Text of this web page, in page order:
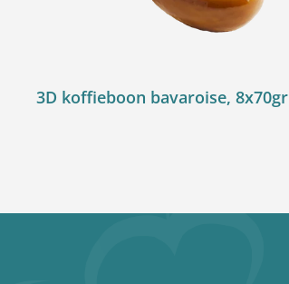
3D koffieboon bavaroise, 8x70gr